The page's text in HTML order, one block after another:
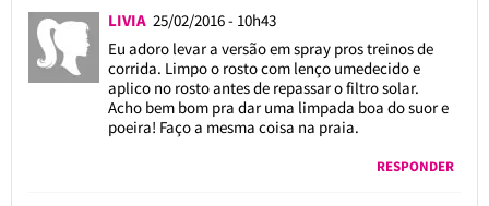
LIVIA 25/02/2016 - 10h43
Eu adoro levar a versão em spray pros treinos de
corrida. Limpo o rosto com lenço umedecido e
aplico no rosto antes de repassar o filtro solar.
Acho bem bom pra dar uma limpada boa do suor e
poeira! Faço a mesma coisa na praia.
RESPONDER